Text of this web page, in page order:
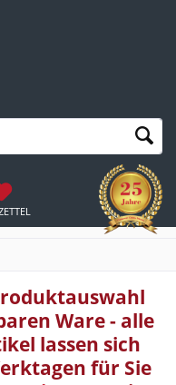
Ware - alle
lassen sich
für Sie